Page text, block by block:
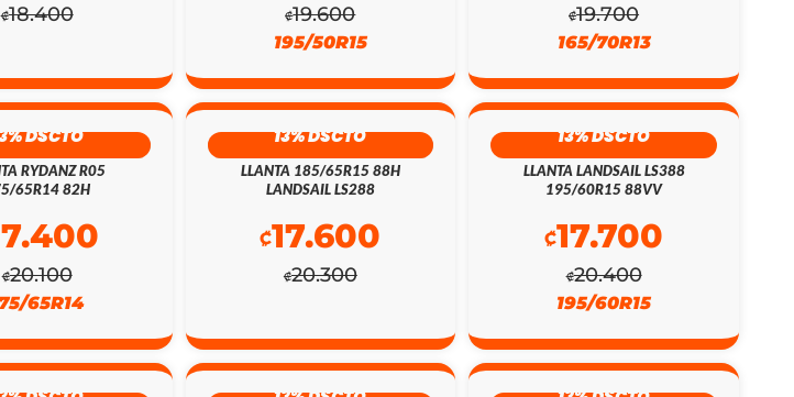
₡18.400 ₡19.600
195/50R15
₡19.700
165/70R13
DSCTO
RYDANZ R05
65R14 82H
₡20.100
65R14
13% DSCTO
LLANTA 185/65R15 88H
LANDSAIL LS288
₡20.300
₡17.600
13% DSCTO
LLANTA LANDSAIL LS388
195/60R15 88VV
₡20.400
₡17.700
195/60R15